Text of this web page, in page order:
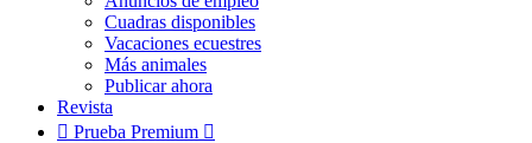
Cuadras disponibles
Vacaciones ecuestres
Más animales
Publicar ahora
Revista
 Prueba Premium 